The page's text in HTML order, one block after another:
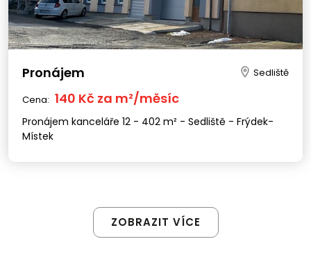
Pronájem Sedliště
Cena: 140 Kč za m²/měsíc
Pronájem kanceláře 12 - 402 m² - Sedliště - Frýdek-
Místek
ZOBRAZIT VÍCE